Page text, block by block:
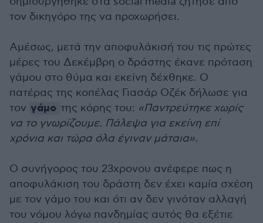
τον δικηγόρο της να προχωρήσει.
Αμέσως, μετά την αποφυλάκισή του τις πρώτες
μέρες του Δεκέμβρη ο δράστης έκανε πρόταση
γάμου στο θύμα και εκείνη δέχθηκε. Ο
πατέρας της κοπέλας Γιασάρ Οζέκ δήλωσε για
τον γάμο της κόρης του: «Παντρεύτηκε χωρίς
να το γνωρίζουμε. Πάλεψα για εκείνη επί
χρόνια και τώρα όλα έγιναν μάταια».
Ο συνήγορος του 23χρονου ανέφερε πως η
αποφυλάκιση του δράστη δεν έχει καμία σχέση
με τον γάμο του και ότι αν δεν γινόταν αλλαγή
του νόμου λόγω πανδημίας αυτός θα εξέτιε